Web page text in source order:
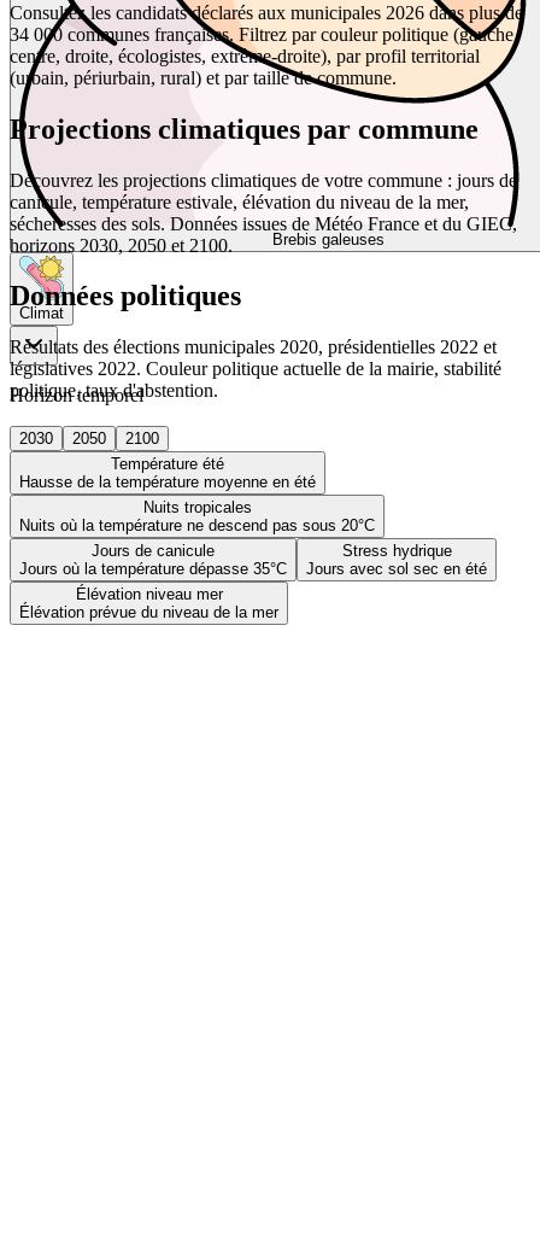
Brebis galeuses
Climat
Horizon temporel
2030 2050
2100
Température été
Hausse de la température moyenne en été
Nuits tropicales
Nuits où la température ne descend pas sous 20°C
Jours de canicule
Jours où la température dépasse 35°C
Stress hydrique
Jours avec sol sec en été
Élévation niveau mer
Élévation prévue du niveau de la mer
Consultez les candidats déclarés aux municipales 2026 dans plus de
34 000 communes françaises. Filtrez par couleur politique (gauche,
centre, droite, écologistes, extrême-droite), par profil territorial
(urbain, périurbain, rural) et par taille de commune.
Projections climatiques par commune
Découvrez les projections climatiques de votre commune : jours de
canicule, température estivale, élévation du niveau de la mer,
sécheresses des sols. Données issues de Météo France et du GIEC,
horizons 2030, 2050 et 2100.
Données politiques
Résultats des élections municipales 2020, présidentielles 2022 et
législatives 2022. Couleur politique actuelle de la mairie, stabilité
politique, taux d'abstention.